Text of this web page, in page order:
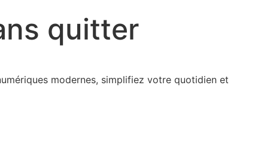
quitter
modernes, simplifiez votre quotidien et